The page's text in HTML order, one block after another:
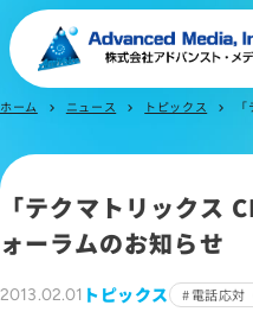
会社案内
オウンドメディア
ニュース
ホーム chevron_right ニュース chevron_right トピックス chevron_right
「テクマトリックス
ォーラムのお知らせ
2013.02.01 トピックス 電話応対